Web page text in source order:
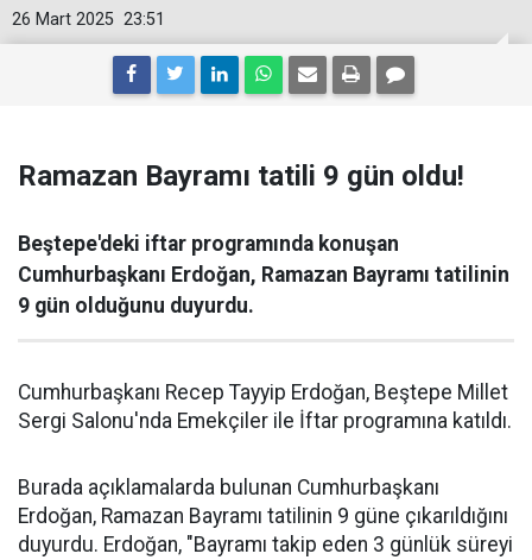
23:51
26 Mart 2025
Ramazan Bayramı tatili 9 gün oldu!
Beştepe'deki iftar programında konuşan
Cumhurbaşkanı Erdoğan, Ramazan Bayramı tatilinin
9 gün olduğunu duyurdu.
Cumhurbaşkanı Recep Tayyip Erdoğan, Beştepe Millet
Sergi Salonu'nda Emekçiler ile İftar programına katıldı.
Burada açıklamalarda bulunan Cumhurbaşkanı
Erdoğan, Ramazan Bayramı tatilinin 9 güne çıkarıldığını
duyurdu. Erdoğan, "Bayramı takip eden 3 günlük süreyi